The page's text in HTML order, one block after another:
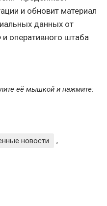
и обновит материал
данных от
оперативного штаба
её мышкой и нажмите:
новости
,